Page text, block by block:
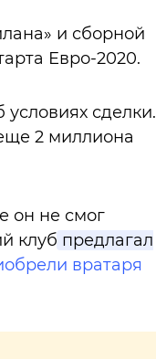
и сборной
Евро-2020.
сделки.
2 миллиона
он не смог
клуб предлагал
вратаря